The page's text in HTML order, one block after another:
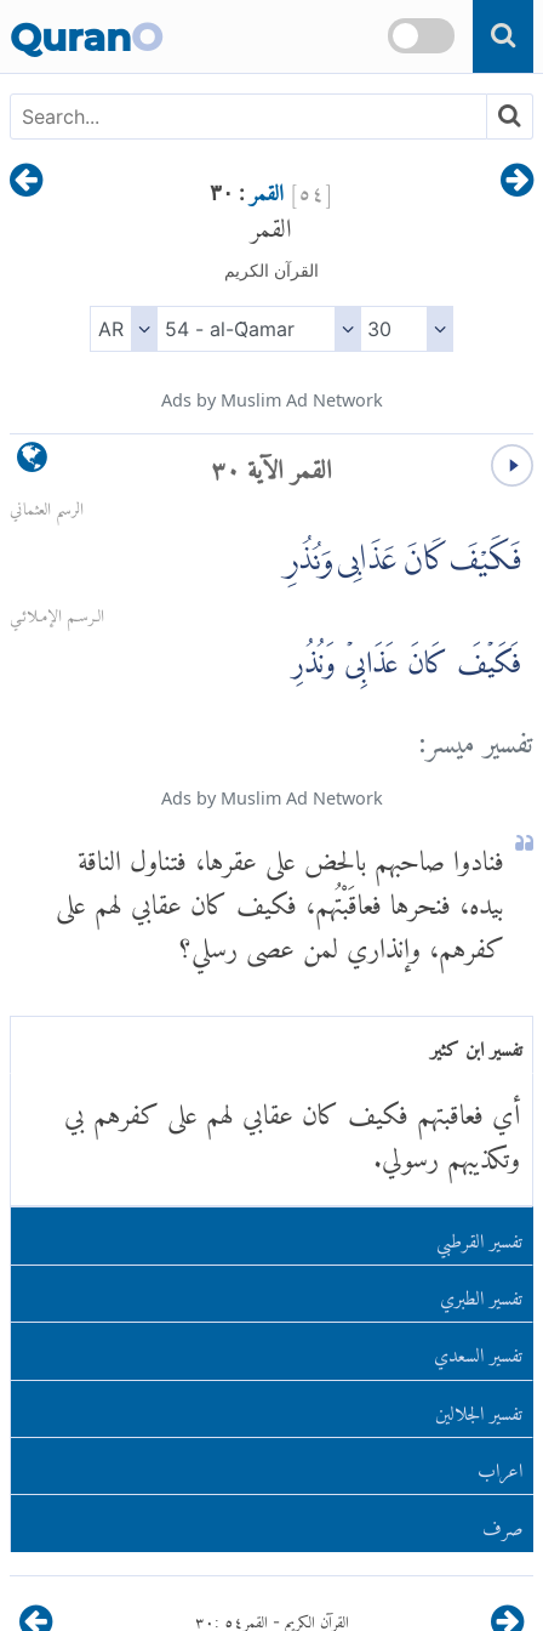
Skip to main content
QuranO
[٥٤]القمر : ٣٠ القمر
القرآن الكريم
Ads by Muslim Ad Network
القمر الآية ٣٠
الرسم العثماني
فَكَيْفَ كَانَ عَذَابِى وَنُذُرِ
الـرسـم الإمـلائـي
فَكَيۡفَ كَانَ عَذَابِىۡ وَنُذُرِ
تفسير ميسر:
Ads by Muslim Ad Network
فنادوا صاحبهم بالحض على عقرها، فتناول الناقة
بيده، فنحرها فعاقَبْتُهم، فكيف كان عقابي لهم على
كفرهم، وإنذاري لمن عصى رسلي؟
تفسير ابن كثير
أي فعاقبتهم فكيف كان عقابي لهم على كفرهم بي
وتكذيبهم رسولي.
تفسير القرطبي
تفسير الطبري
تفسير السعدي
تفسير الجلالين
اعراب
صرف
القرآن الكريم - القمر٥٤:٣٠